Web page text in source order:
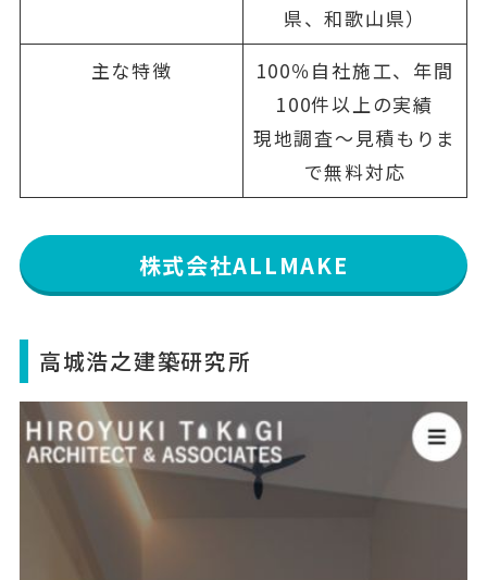
県、和歌山県）
主な特徴
100％自社施工、年間
100件以上の実績
現地調査〜見積もりま
で無料対応
株式会社ALLMAKE
高城浩之建築研究所